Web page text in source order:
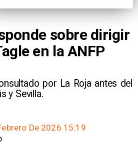
sobre dirigir
en la ANFP
por La Roja antes del
y Sevilla.
De 2026 15:19